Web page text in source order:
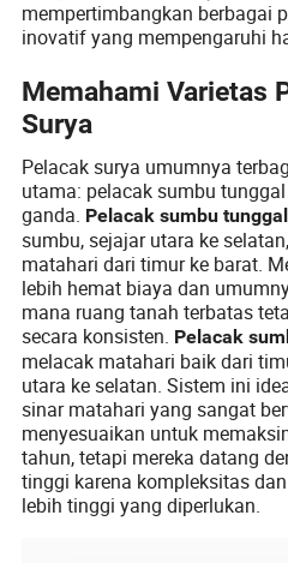
mempertimbangkan berbagai
inovatif yang mempengaruhi
Memahami Varietas
Surya
Pelacak surya umumnya
utama: pelacak sumbu
ganda. Pelacak sumbu tunggal
sumbu, sejajar utara ke
matahari dari timur ke barat.
lebih hemat biaya dan
mana ruang tanah terbatas
secara konsisten. Pelacak
melacak matahari baik dari
utara ke selatan. Sistem ini
sinar matahari yang sangat
menyesuaikan untuk
tahun, tetapi mereka datang
tinggi karena kompleksitas
lebih tinggi yang diperlukan.